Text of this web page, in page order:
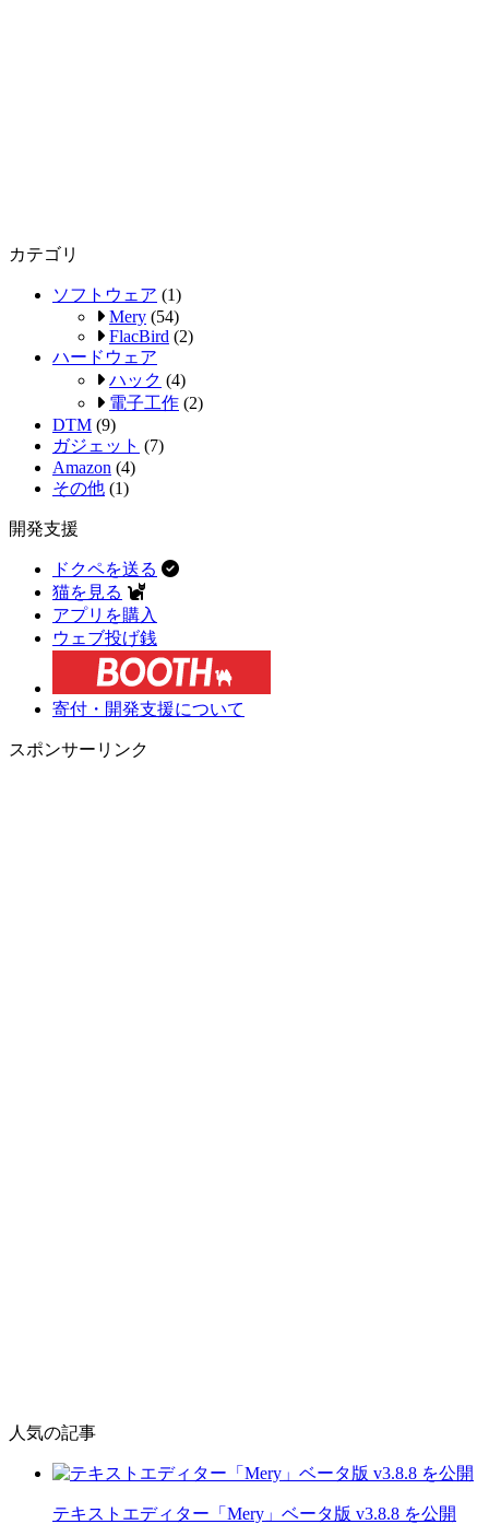
カテゴリ
ソフトウェア (1)
Mery (54)
FlacBird (2)
ハードウェア
ハック (4)
電子工作 (2)
DTM (9)
ガジェット (7)
Amazon (4)
その他 (1)
開発支援
ドクペを送る
猫を見る
アプリを購入
ウェブ投げ銭
寄付・開発支援について
スポンサーリンク
人気の記事
テキストエディター「Mery」ベータ版 v3.8.8 を公開